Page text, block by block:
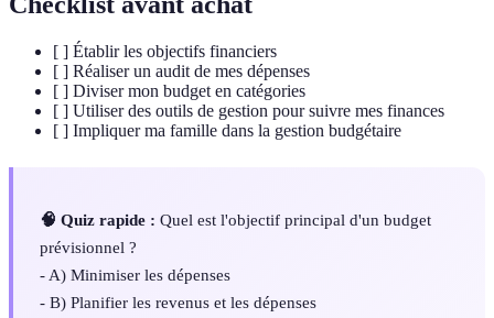
[ ] Établir les objectifs financiers
[ ] Réaliser un audit de mes dépenses
[ ] Diviser mon budget en catégories
[ ] Utiliser des outils de gestion pour suivre mes finances
[ ] Impliquer ma famille dans la gestion budgétaire
🧠 Quiz rapide : Quel est l'objectif principal d'un budget
prévisionnel ?
- A) Minimiser les dépenses
- B) Planifier les revenus et les dépenses